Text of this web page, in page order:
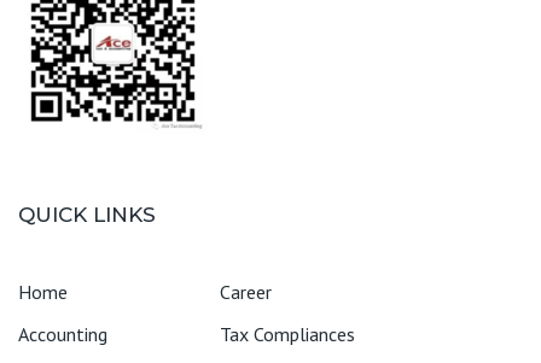
QUICK LINKS
Home
Career
Accounting
Tax Compliances